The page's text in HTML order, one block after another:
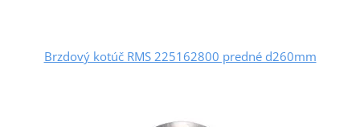
Brzdový kotúč RMS 225162800 predné d260mm